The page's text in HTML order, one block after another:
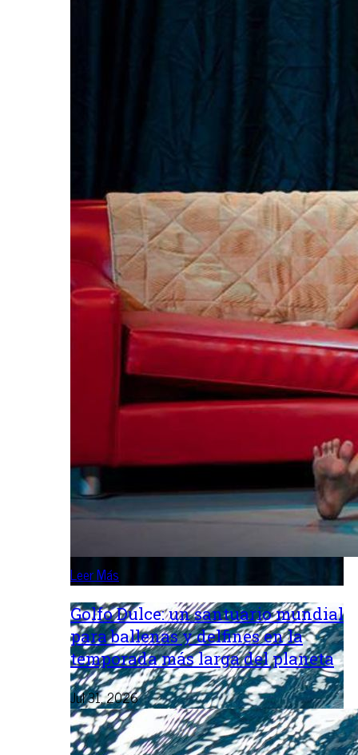
Leer Más
Golfo Dulce: un santuario mundial
para ballenas y delfines en la
temporada más larga del planeta
Jul 31, 2026